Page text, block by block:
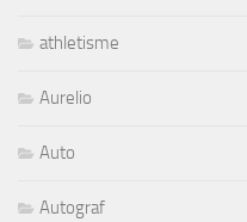
athletisme
Aurelio
Auto
Autograf